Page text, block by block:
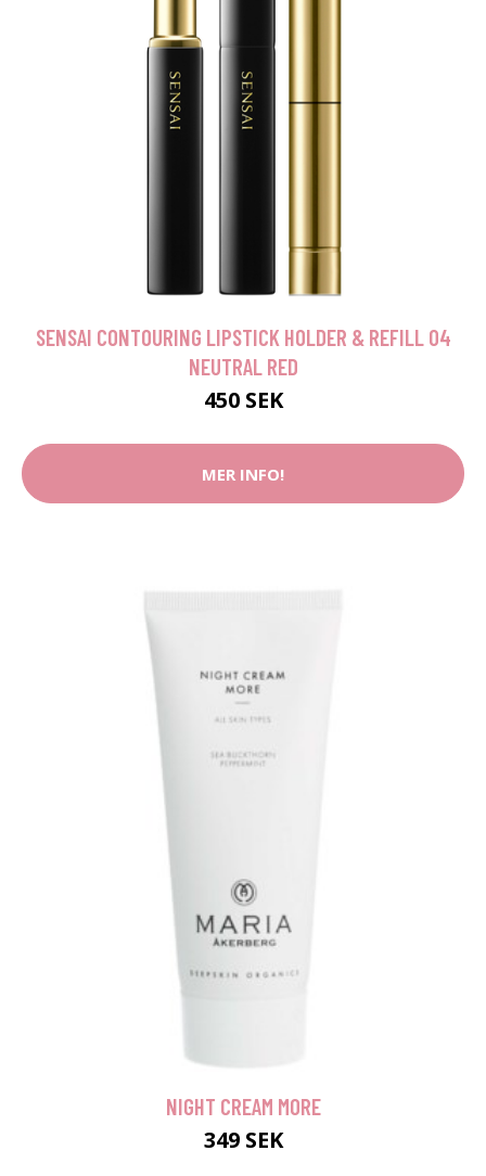
SENSAI CONTOURING LIPSTICK HOLDER & REFILL 04
NEUTRAL RED
450 SEK
MER INFO!
NIGHT CREAM MORE
349 SEK